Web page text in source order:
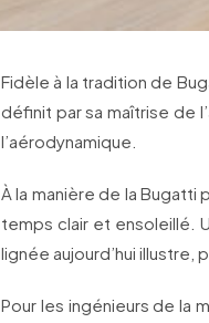
Fidèle à la tradition de
définit par sa maîtrise de
l’aérodynamique.
À la manière de la Bugatti
temps clair et ensoleillé.
lignée aujourd’hui illustre,
Pour les ingénieurs de la